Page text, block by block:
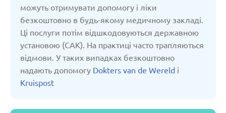
можуть отримувати допомогу і ліки
безкоштовно в будь-якому медичному закладі.
Ці послуги потім відшкодовуються державною
установою (CAK). На практиці часто трапляються
відмови. У таких випадках безкоштовно
надають допомогу Dokters van de Wereld і
Kruispost